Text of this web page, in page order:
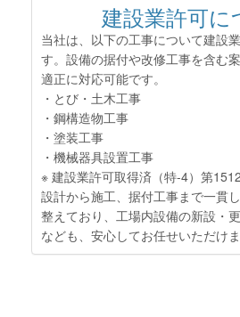
建設業許可に
当社は、以下の工事について建設
す。設備の据付や改修工事を含む
適正に対応可能です。
・とび・土木工事
・鋼構造物工事
・塗装工事
・機械器具設置工事
※ 建設業許可取得済（特-4）第
設計から施工、据付工事まで一貫
整えており、工場内設備の新設・
なども、安心してお任せいただけま